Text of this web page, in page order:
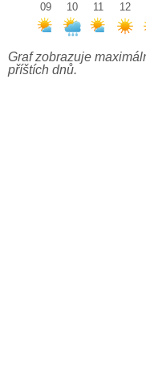
09
10
11
12
Graf zobrazuje
příštích dnů.